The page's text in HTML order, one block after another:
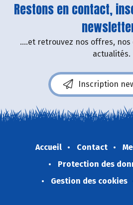
Restons en contact,
....et retrouvez nos offres,
actualités.
Inscription
Accueil Contact
Protection des
Gestion des cookies